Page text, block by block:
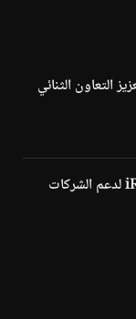
التعاون الثنائي
شراكة الصومال وiRise Hub لدعم الشركات